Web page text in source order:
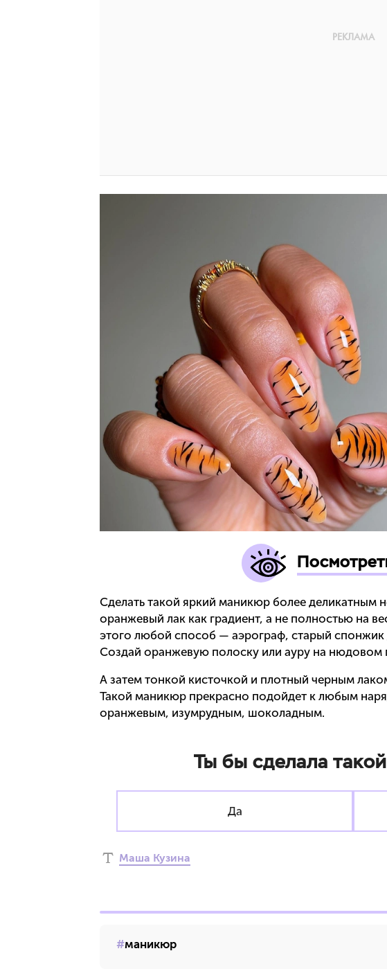
Сделать такой яркий маникюр более деликатным
оранжевый лак как градиент, а не полностью на
этого любой способ — аэрограф, старый спонжик
Создай оранжевую полоску или ауру на нюдовом
А затем тонкой кисточкой и плотный черным
Такой маникюр прекрасно подойдет к любым
оранжевым, изумрудным, шоколадным.
Ты бы сделала
Да
Маша Кузина
маникюр